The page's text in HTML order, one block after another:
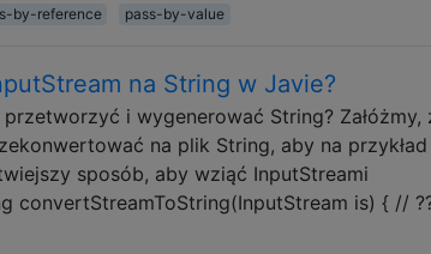
by-reference pass-by-value
na String w Javie?
i wygenerować String? Załóżmy,
na plik String, aby na przykład
sposób, aby wziąć InputStreami
convertStreamToString(InputStream is) { //